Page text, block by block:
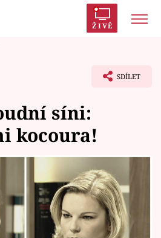
ŽIVĚ
SDÍLET
síni:
kocoura!